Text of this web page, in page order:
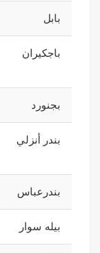
بابل
باجكيران
بجنورد
بندر أنزلي
بندرعباس
بيله سوار